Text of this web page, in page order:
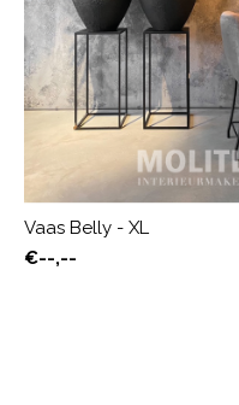
Vaas Belly - XL
€--,--